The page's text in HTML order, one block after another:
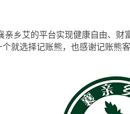
乡艾的平台实现健康自由、
就选择记账熊，也感谢记账熊客